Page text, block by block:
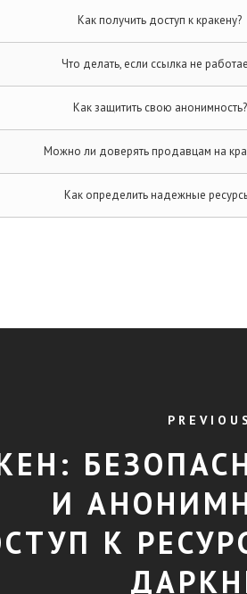
Как получить доступ к кракену?
Что делать, если ссылка не
Как защитить свою анонимность?
Можно ли доверять продавцам на
Как определить надежные
И
К